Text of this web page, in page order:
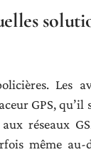
Les
GPS, qu’il
réseaux
même au-